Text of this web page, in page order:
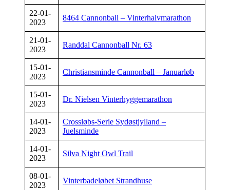
22-01-
2023
8464 Cannonball – Vinterhalvmarathon
21-01-
2023
Randdal Cannonball Nr. 63
15-01-
2023
Christiansminde Cannonball – Januarløb
15-01-
2023
Dr. Nielsen Vinterhyggemarathon
14-01-
2023
Crossløbs-Serie Sydøstjylland –
Juelsminde
14-01-
2023
Silva Night Owl Trail
08-01-
2023
Vinterbadeløbet Strandhuse